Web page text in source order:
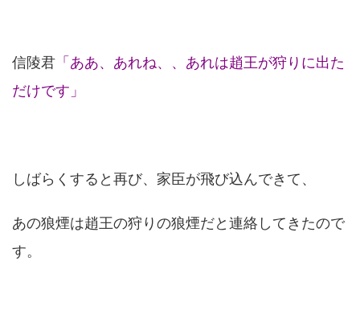
信陵君 「ああ、あれね、、あれは趙王が狩りに出た
だけです」
しばらくすると再び、家臣が飛び込んできて、
あの狼煙は趙王の狩りの狼煙だと連絡してきたので
す。